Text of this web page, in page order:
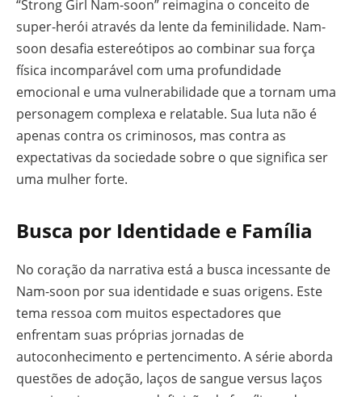
“Strong Girl Nam-soon” reimagina o conceito de
super-herói através da lente da feminilidade. Nam-
soon desafia estereótipos ao combinar sua força
física incomparável com uma profundidade
emocional e uma vulnerabilidade que a tornam uma
personagem complexa e relatable. Sua luta não é
apenas contra os criminosos, mas contra as
expectativas da sociedade sobre o que significa ser
uma mulher forte.
Busca por Identidade e Família
No coração da narrativa está a busca incessante de
Nam-soon por sua identidade e suas origens. Este
tema ressoa com muitos espectadores que
enfrentam suas próprias jornadas de
autoconhecimento e pertencimento. A série aborda
questões de adoção, laços de sangue versus laços